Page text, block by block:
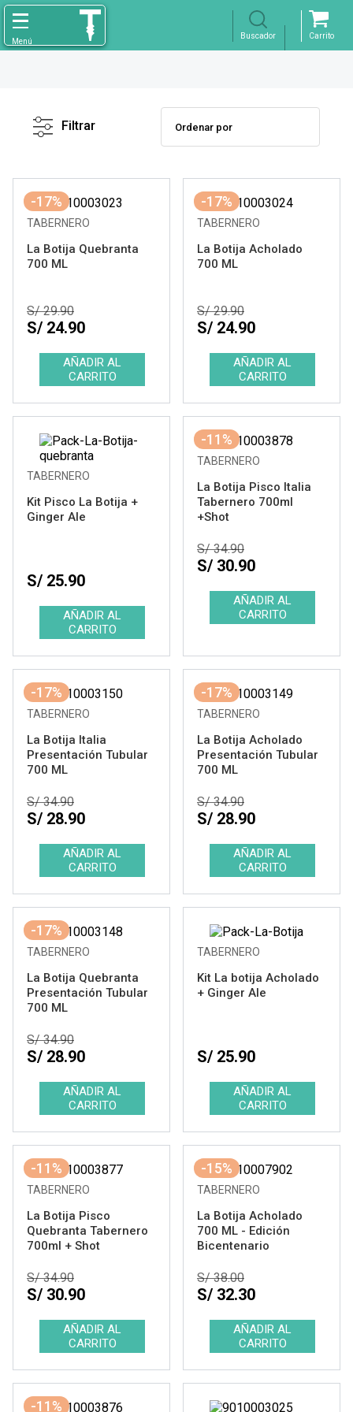
Filtro X
Ver resultados
Filtrar
-17%
TABERNERO
La Botija Quebranta
700 ML
S/ 29.90
S/ 24.90
-17%
TABERNERO
La Botija Acholado
700 ML
S/ 29.90
S/ 24.90
TABERNERO
Kit Pisco La Botija +
Ginger Ale
S/ 25.90
-11%
TABERNERO
La Botija Pisco Italia
Tabernero 700ml
+Shot
S/ 34.90
S/ 30.90
-17%
TABERNERO
La Botija Italia
Presentación Tubular
700 ML
S/ 34.90
S/ 28.90
-17%
TABERNERO
La Botija Acholado
Presentación Tubular
700 ML
S/ 34.90
S/ 28.90
-17%
TABERNERO
La Botija Quebranta
Presentación Tubular
700 ML
S/ 34.90
S/ 28.90
TABERNERO
Kit La botija Acholado
+ Ginger Ale
S/ 25.90
-11%
TABERNERO
La Botija Pisco
Quebranta Tabernero
700ml + Shot
S/ 34.90
S/ 30.90
-15%
TABERNERO
La Botija Acholado
700 ML - Edición
Bicentenario
S/ 38.00
S/ 32.30
-11%